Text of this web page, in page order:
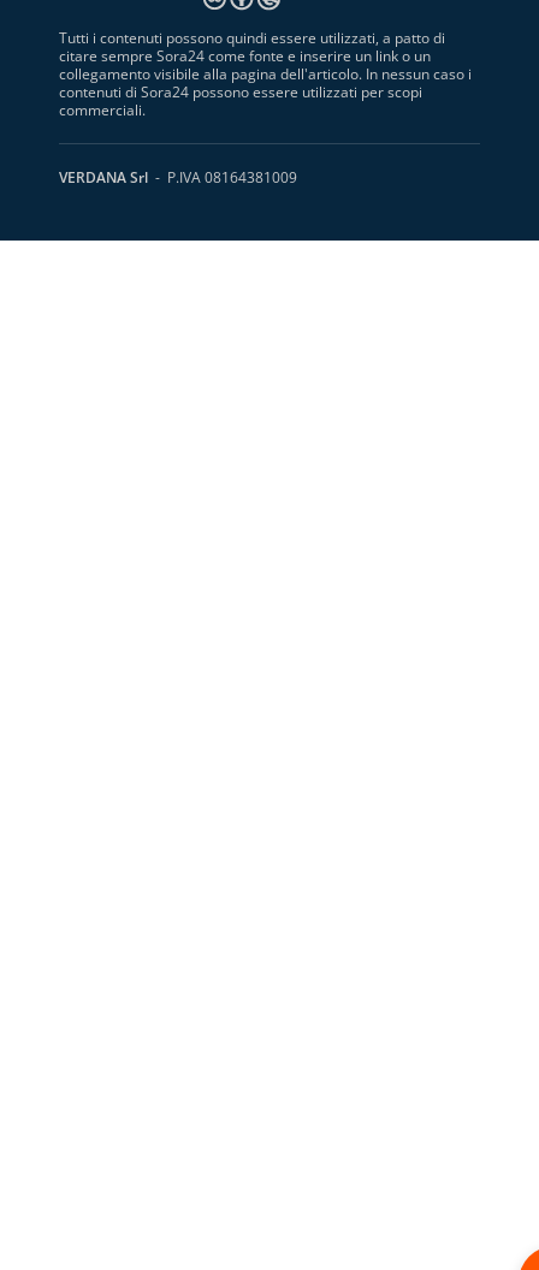
Tutti i contenuti possono quindi essere utilizzati, a patto di
citare sempre Sora24 come fonte e inserire un link o un
collegamento visibile alla pagina dell'articolo. In nessun caso i
contenuti di Sora24 possono essere utilizzati per scopi
commerciali.
VERDANA Srl - P.IVA 08164381009